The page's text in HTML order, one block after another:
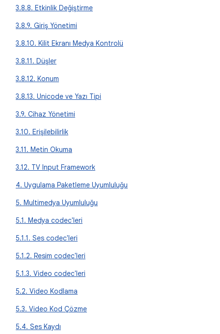
3.8.8. Etkinlik Değiştirme
3.8.9. Giriş Yönetimi
3.8.10. Kilit Ekranı Medya Kontrolü
3.8.11. Düşler
3.8.12. Konum
3.8.13. Unicode ve Yazı Tipi
3.9. Cihaz Yönetimi
3.10. Erişilebilirlik
3.11. Metin Okuma
3.12. TV Input Framework
4. Uygulama Paketleme Uyumluluğu
5. Multimedya Uyumluluğu
5.1. Medya codec'leri
5.1.1. Ses codec'leri
5.1.2. Resim codec'leri
5.1.3. Video codec'leri
5.2. Video Kodlama
5.3. Video Kod Çözme
5.4. Ses Kaydı